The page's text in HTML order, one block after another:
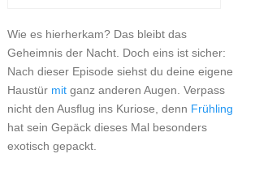
Wie es hierherkam? Das bleibt das
Geheimnis der Nacht. Doch eins ist sicher:
Nach dieser Episode siehst du deine eigene
Haustür mitganz anderen Augen. Verpass
nicht den Ausflug ins Kuriose, denn Frühling
hat sein Gepäck dieses Mal besonders
exotisch gepackt.